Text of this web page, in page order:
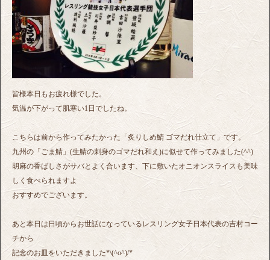
皆様本日もお疲れ様でした。
気温が下がって肌寒い1日でしたね。
こちらは前から作ってみたかった「炙りしめ鯖 ゴマだれ仕立て」です。
九州の「ごま鯖」(生鯖の刺身のゴマだれ和え)に似せて作ってみました(^^)
胡麻の香ばしさがサバとよく合います、下に敷いたオニオンスライスも美味
しく食べられますよ
おすすめでございます。
あと本日は日頃からお世話になっているレスリング女子日本代表の吉村コー
チから
記念のお皿をいただきました*\(^o^)/*